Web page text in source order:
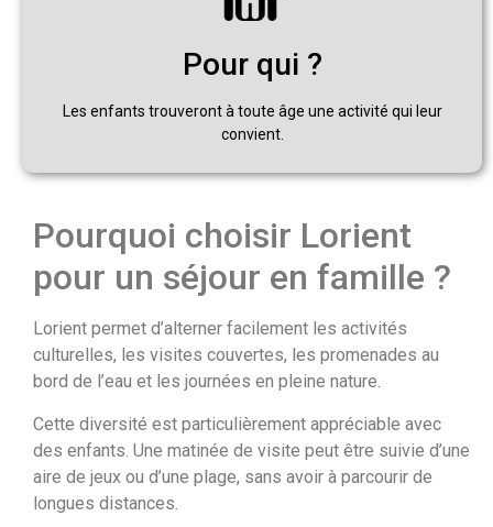
Pour qui ?
Les enfants trouveront à toute âge une activité qui leur
convient.
Pourquoi choisir Lorient
pour un séjour en famille ?
Lorient permet d’alterner facilement les activités
culturelles, les visites couvertes, les promenades au
bord de l’eau et les journées en pleine nature.
Cette diversité est particulièrement appréciable avec
des enfants. Une matinée de visite peut être suivie d’une
aire de jeux ou d’une plage, sans avoir à parcourir de
longues distances.